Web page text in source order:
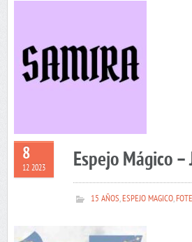
8
12 2023 Espejo Mágico –
15 AÑOS,ESPEJO MAGICO,